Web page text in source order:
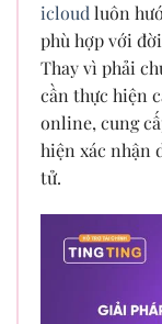
icloudluôn
phù hợp với
Thay vì phải
cần thực hiện
online, cung
hiện xác nhận
tử.